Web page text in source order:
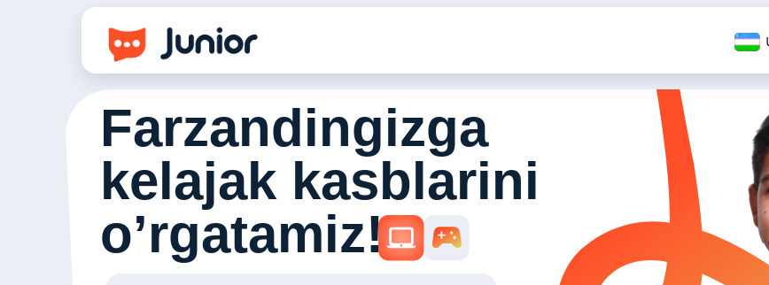
Farzandingizga
kelajak kasblarini
o’rgatamiz!